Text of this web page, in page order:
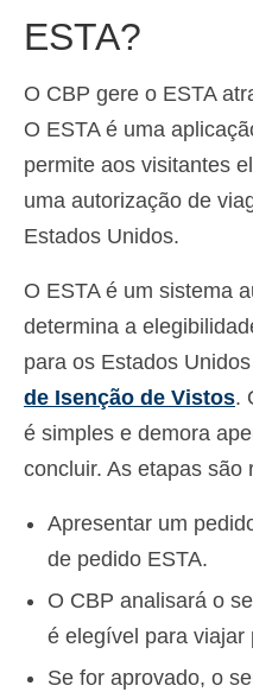
ESTA?
O CBP gere o ESTA
O ESTA é uma
permite aos visitantes
uma autorização de
Estados Unidos.
O ESTA é um sistema
determina a
para os Estados
de Isenção de Vistos.
é simples e demora
concluir. As etapas são
Apresentar um
de pedido ESTA.
O CBP analisará o
é elegível para viajar
Se for aprovado, o